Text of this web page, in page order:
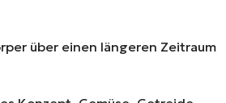
über einen längeren Zeitraum